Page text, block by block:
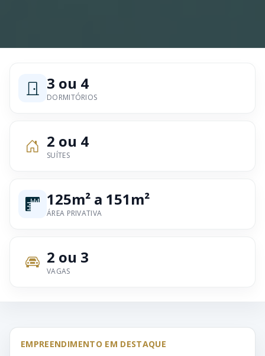
3 ou 4
DORMITÓRIOS
2 ou 4
SUÍTES
125m² a 151m²
ÁREA PRIVATIVA
2 ou 3
VAGAS
EMPREENDIMENTO EM DESTAQUE